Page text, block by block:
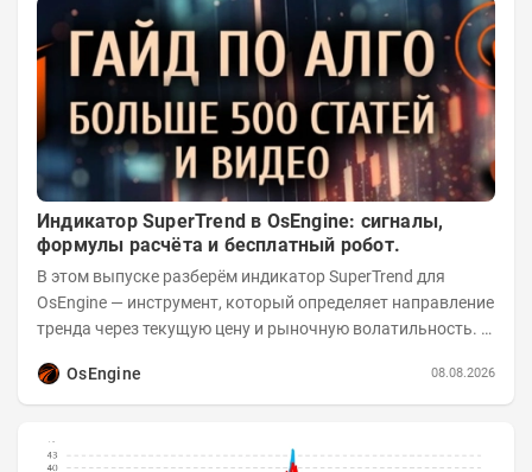
Индикатор SuperTrend в OsEngine: сигналы,
формулы расчёта и бесплатный робот.
В этом выпуске разберём индикатор SuperTrend для
OsEngine — инструмент, который определяет направление
тренда через текущую цену и рыночную волатильность. В
OsEngine
08.08.2026